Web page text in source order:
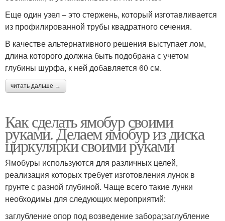
Еще один узел – это стержень, который изготавливается
из профилированной трубы квадратного сечения.
В качестве альтернативного решения выступает лом,
длина которого должна быть подобрана с учетом
глубины шурфа, к ней добавляется 60 см.
читать дальше →
Как сделать ямобур своими
руками. Делаем ямобур из диска
циркулярки своими руками
Ямобуры используются для различных целей,
реализация которых требует изготовления лунок в
грунте с разной глубиной. Чаще всего такие лунки
необходимы для следующих мероприятий:
заглубление опор под возведение забора;заглубление